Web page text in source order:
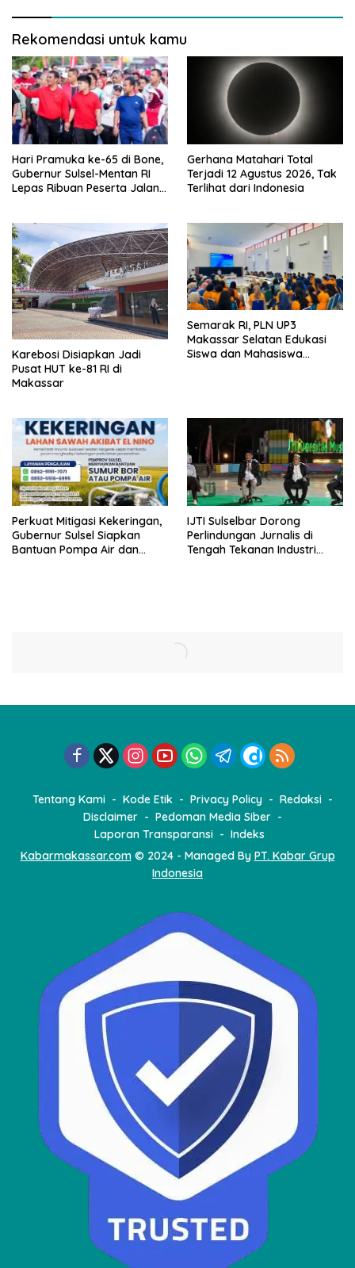
Rekomendasi untuk kamu
Hari Pramuka ke-65 di Bone,
Gubernur Sulsel-Mentan RI
Lepas Ribuan Peserta Jalan
Gerhana Matahari Total
Terjadi 12 Agustus 2026, Tak
Terlihat dari Indonesia
Karebosi Disiapkan Jadi
Pusat HUT ke-81 RI di
Makassar
Semarak RI, PLN UP3
Makassar Selatan Edukasi
Siswa dan Mahasiswa
Perkuat Mitigasi Kekeringan,
Gubernur Sulsel Siapkan
Bantuan Pompa Air dan
IJTI Sulselbar Dorong
Perlindungan Jurnalis di
Tengah Tekanan Industri
Tentang Kami Kode Etik Privacy Policy
Redaksi
Disclaimer
Pedoman Media Siber
Laporan Transparansi
Indeks
Kabarmakassar.com© 2024 - Managed By PT. Kabar Grup
Indonesia